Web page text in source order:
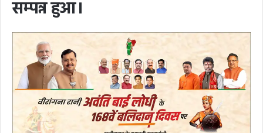
सम्पन्न हुआ।